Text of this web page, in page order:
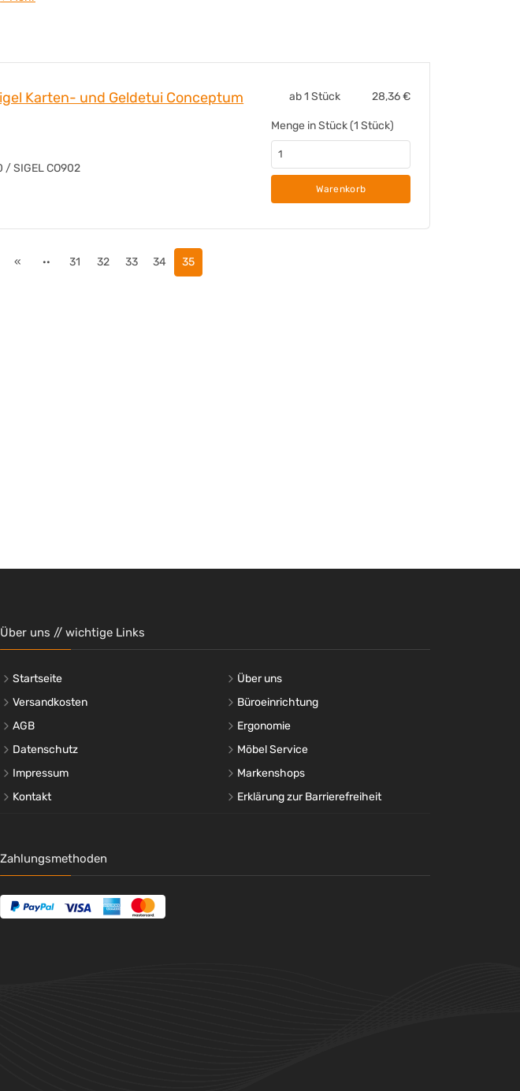
86690 Mertingen
https://www.sigel-office.com
Karten- und Geldetui Conceptum
SIGEL CO902
ab 1 Stück 28,36€
Menge in Stück (1 Stück)
Warenkorb
« ·· 31 32 33 34 35
Über uns // wichtige Links
Startseite
Versandkosten
AGB
Datenschutz
Impressum
Kontakt
Über uns
Büroeinrichtung
Ergonomie
Möbel Service
Markenshops
Erklärung zur Barrierefreiheit
Zahlungsmethoden